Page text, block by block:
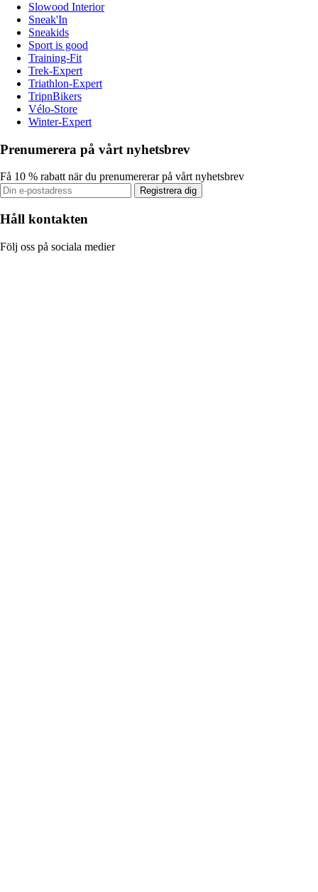
Slowood Interior
Sneak'In
Sneakids
Sport is good
Training-Fit
Trek-Expert
Triathlon-Expert
TripnBikers
Vélo-Store
Winter-Expert
Prenumerera på vårt nyhetsbrev
Få 10 % rabatt när du prenumererar på vårt nyhetsbrev
Registrera dig
Håll kontakten
Följ oss på sociala medier